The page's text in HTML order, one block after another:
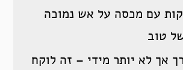
ל-5 דקות עם מכסה על אש נמוכה
טוב
אך לא יותר מידי – זה לוקח